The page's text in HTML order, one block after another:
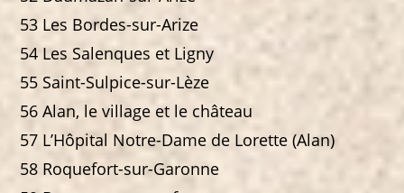
53 Les Bordes-sur-Arize
54 Les Salenques et Ligny
55 Saint-Sulpice-sur-Lèze
56 Alan, le village et le château
57 L’Hôpital Notre-Dame de Lorette (Alan)
58 Roquefort-sur-Garonne